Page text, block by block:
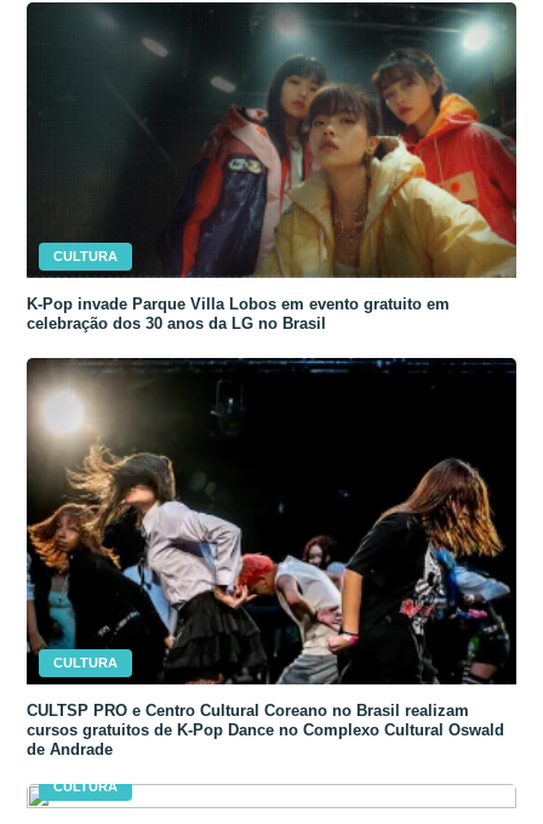
CULTURA
K-Pop invade Parque Villa Lobos em evento gratuito em
celebração dos 30 anos da LG no Brasil
CULTURA
CULTSP PRO e Centro Cultural Coreano no Brasil realizam
cursos gratuitos de K-Pop Dance no Complexo Cultural Oswald
de Andrade
CULTURA